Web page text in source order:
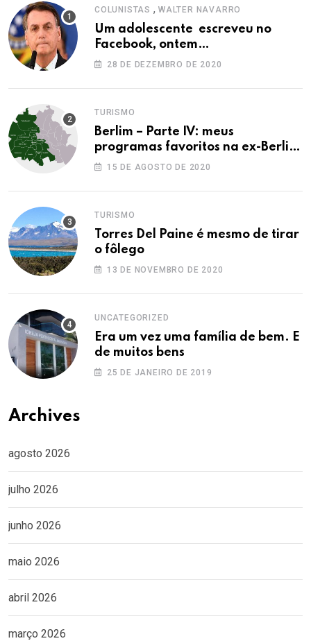
COLUNISTAS , WALTER NAVARRO
Um adolescente escreveu no
Facebook, ontem…
28 DE DEZEMBRO DE 2020
TURISMO
Berlim – Parte IV: meus
programas favoritos na ex-Berlim
Ocidental
15 DE AGOSTO DE 2020
TURISMO
Torres Del Paine é mesmo de tirar
o fôlego
13 DE NOVEMBRO DE 2020
UNCATEGORIZED
Era um vez uma família de bem. E
de muitos bens
25 DE JANEIRO DE 2019
Archives
agosto 2026
julho 2026
junho 2026
maio 2026
abril 2026
março 2026